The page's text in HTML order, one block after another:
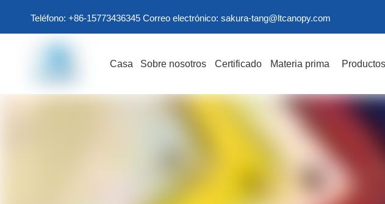
Teléfono: +86-15773436345 Correo electrónico: sakura-tang@ltcanopy.com
Casa Sobre nosotros Certificado Materia prima